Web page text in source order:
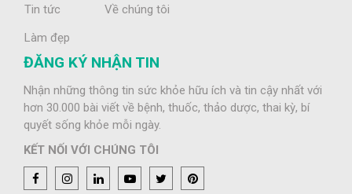
Tin tức
Làm đẹp
Về chúng tôi
ĐĂNG KÝ NHẬN TIN
Nhận những thông tin sức khỏe hữu ích và tin cậy nhất với
hơn 30.000 bài viết về bệnh, thuốc, thảo dược, thai kỳ, bí
quyết sống khỏe mỗi ngày.
KẾT NỐI VỚI CHÚNG TÔI